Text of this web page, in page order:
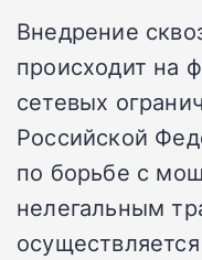
Внедрение
происходит на
сетевых
Российской
по борьбе с
нелегальным